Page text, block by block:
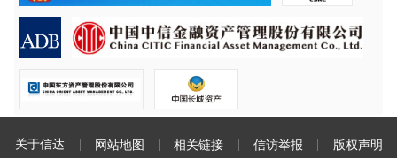
关于信达 网站地图 相关链接 信访举报 版权声明